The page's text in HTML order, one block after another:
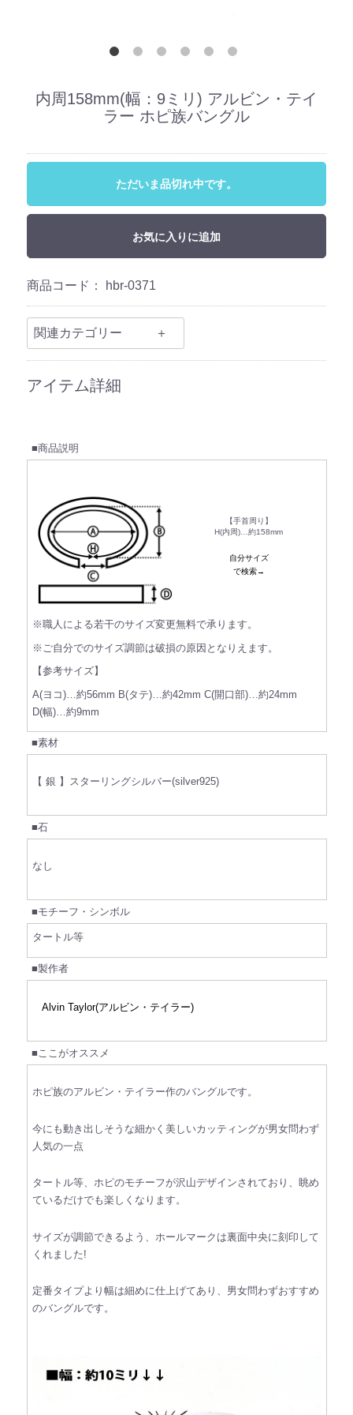
内周158mm(幅：9ミリ) アルビン・テイ
ラー ホピ族バングル
ただいま品切れ中です。
お気に入りに追加
商品コード： hbr-0371
関連カテゴリー
アイテム詳細
■商品説明
【手首周り】
H(内周)…約158mm
自分サイズ
で検索→
※職人による若干のサイズ変更無料で承ります。
※ご自分でのサイズ調節は破損の原因となりえます。
【参考サイズ】
A(ヨコ)…約56mm B(タテ)…約42mm C(開口部)…約24mm
D(幅)…約9mm
■素材
【 銀 】スターリングシルバー(silver925)
■石
なし
■モチーフ・シンボル
タートル等
■製作者
Alvin Taylor(アルビン・テイラー)
■ここがオススメ
ホピ族のアルビン・テイラー作のバングルです。
今にも動き出しそうな細かく美しいカッティングが男女問わず
人気の一点
タートル等、ホピのモチーフが沢山デザインされており、眺め
ているだけでも楽しくなります。
サイズが調節できるよう、ホールマークは裏面中央に刻印して
くれました!
定番タイプより幅は細めに仕上げてあり、男女問わずおすすめ
のバングルです。